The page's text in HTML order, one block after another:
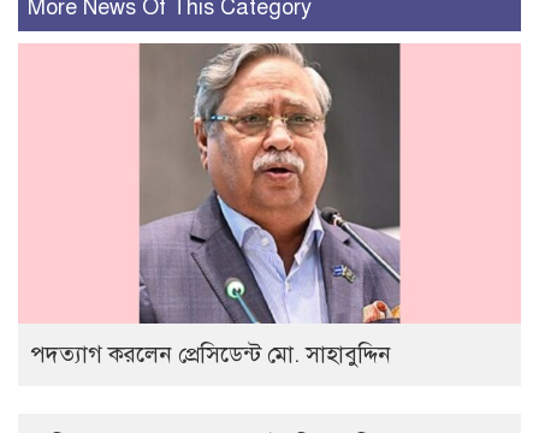
More News Of This Category
পদত্যাগ করলেন প্রেসিডেন্ট মো. সাহাবুদ্দিন